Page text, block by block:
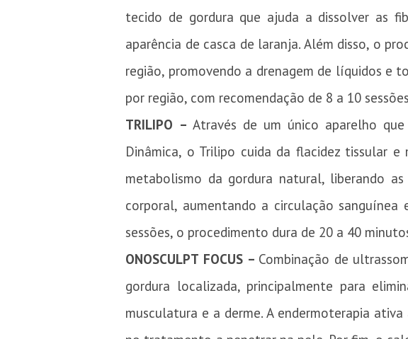
tecido de gordura que ajuda a dissolver as
aparência de casca de laranja. Além disso, o
região, promovendo a drenagem de líquidos e
por região, com recomendação de 8 a 10
TRILIPO – Através de um único aparelho
Dinâmica, o Trilipo cuida da flacidez tissular
metabolismo da gordura natural, liberando
corporal, aumentando a circulação
sessões, o procedimento dura de 20 a 40
ONOSCULPT FOCUS – Combinação de
gordura localizada, principalmente para
musculatura e a derme. A endermoterapia